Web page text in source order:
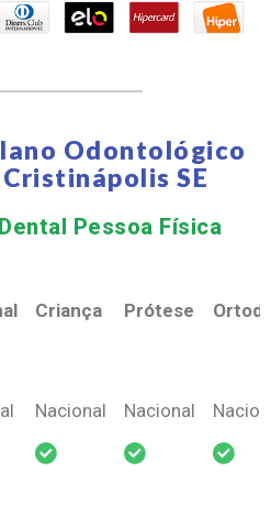
Odontológico
SE
Pessoa Física​
Criança Prótese
Criança Prótese
Nacional Nacional